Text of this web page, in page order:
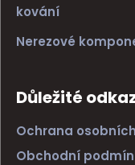
kování
Nerezové
Důležité
Ochrana
Obchodní